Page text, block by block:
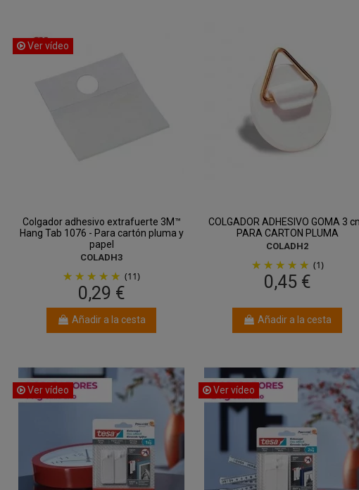
Ver vídeo
Colgador adhesivo extrafuerte 3M™
Hang Tab 1076 - Para cartón pluma y
papel
COLADH3
(11)
0,29 €
Añadir a la cesta
COLGADOR ADHESIVO GOMA 3
PARA CARTON PLUMA
COLADH2
(1)
0,45 €
Añadir a la cesta
Ver vídeo Ver vídeo